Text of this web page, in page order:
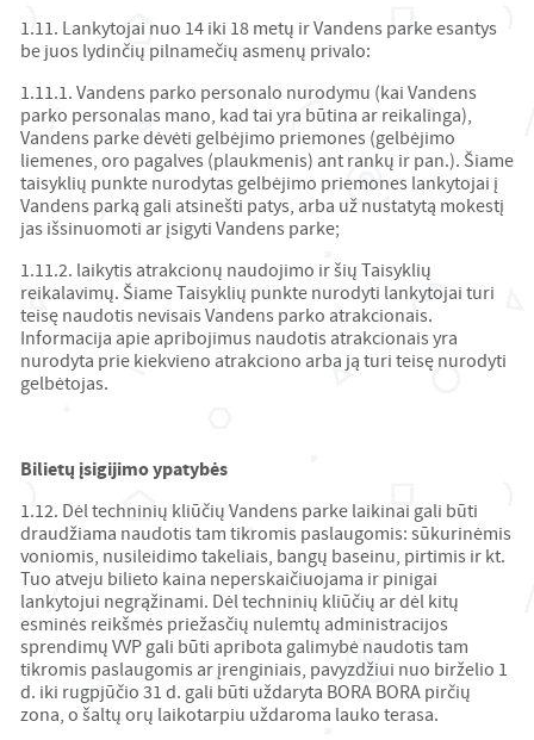
1.11. Lankytojai nuo 14 iki 18 metų ir Vandens parke esantys
be juos lydinčių pilnamečių asmenų privalo:
1.11.1. Vandens parko personalo nurodymu (kai Vandens
parko personalas mano, kad tai yra būtina ar reikalinga),
Vandens parke dėvėti gelbėjimo priemones (gelbėjimo
liemenes, oro pagalves (plaukmenis) ant rankų ir pan.). Šiame
taisyklių punkte nurodytas gelbėjimo priemones lankytojai į
Vandens parką gali atsinešti patys, arba už nustatytą mokestį
jas išsinuomoti ar įsigyti Vandens parke;
1.11.2. laikytis atrakcionų naudojimo ir šių Taisyklių
reikalavimų. Šiame Taisyklių punkte nurodyti lankytojai turi
teisę naudotis nevisais Vandens parko atrakcionais.
Informacija apie apribojimus naudotis atrakcionais yra
nurodyta prie kiekvieno atrakciono arba ją turi teisę nurodyti
gelbėtojas.
Bilietų įsigijimo ypatybės
1.12. Dėl techninių kliūčių Vandens parke laikinai gali būti
draudžiama naudotis tam tikromis paslaugomis: sūkurinėmis
voniomis, nusileidimo takeliais, bangų baseinu, pirtimis ir kt.
Tuo atveju bilieto kaina neperskaičiuojama ir pinigai
lankytojui negrąžinami. Dėl techninių kliūčių ar dėl kitų
esminės reikšmės priežasčių nulemtų administracijos
sprendimų VVP gali būti apribota galimybė naudotis tam
tikromis paslaugomis ar įrenginiais, pavyzdžiui nuo birželio 1
d. iki rugpjūčio 31 d. gali būti uždaryta BORA BORA pirčių
zona, o šaltų orų laikotarpiu uždaroma lauko terasa.